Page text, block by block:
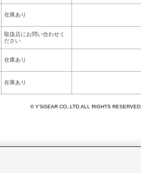
在庫あり
取扱店にお問い合わせく
ださい
在庫あり
在庫あり
© Y'SGEAR CO.,LTD.ALL RIGHTS RESERVED.